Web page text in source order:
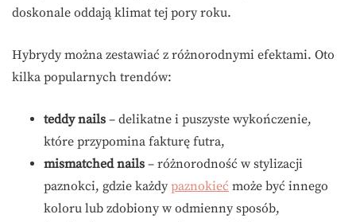
doskonale oddają klimat tej pory roku.
Hybrydy można zestawiać z różnorodnymi efektami. Oto
kilka popularnych trendów:
teddy nails – delikatne i puszyste wykończenie,
które przypomina fakturę futra,
mismatched nails – różnorodność w stylizacji
paznokci, gdzie każdy paznokieć może być innego
koloru lub zdobiony w odmienny sposób,